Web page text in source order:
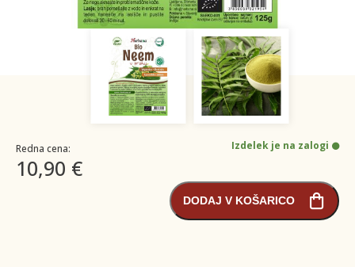
Redna cena:
10,90 €
Izdelek je na zalogi
DODAJ V KOŠARICO